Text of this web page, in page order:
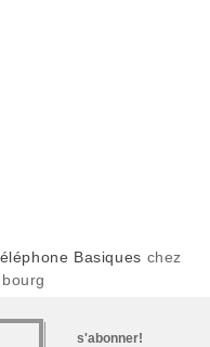
Basiques chez
s'abonner!